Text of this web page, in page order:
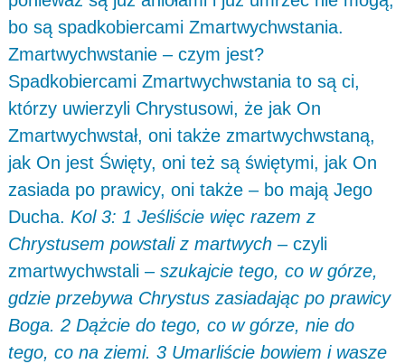
bo są spadkobiercami Zmartwychwstania.
Zmartwychwstanie – czym jest?
Spadkobiercami Zmartwychwstania to są ci,
którzy uwierzyli Chrystusowi, że jak On
Zmartwychwstał, oni także zmartwychwstaną,
jak On jest Święty, oni też są świętymi, jak On
zasiada po prawicy, oni także – bo mają Jego
Ducha. Kol 3: 1 Jeśliście więc razem z
Chrystusem powstali z martwych– czyli
zmartwychwstali – szukajcie tego, co w górze,
gdzie przebywa Chrystus zasiadając po prawicy
Boga. 2 Dążcie do tego, co w górze, nie do
tego, co na ziemi. 3 Umarliście bowiem i wasze